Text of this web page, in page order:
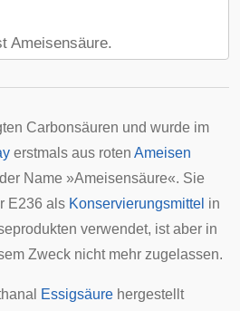
Ameisensäure.
Carbonsäuren und wurde im
erstmals aus roten Ameisen
Name »Ameisensäure«. Sie
E236 als Konservierungsmittel in
verwendet, ist aber in
Zweck nicht mehr zugelassen.
Essigsäure hergestellt